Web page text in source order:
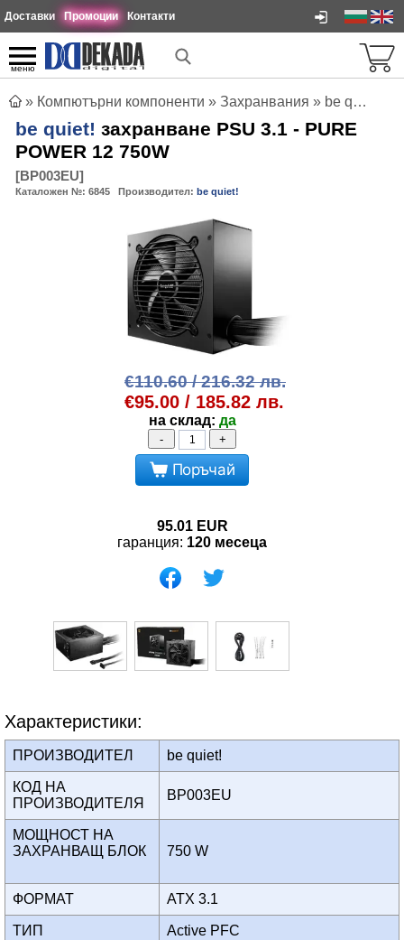
Доставки Промоции Контакти
меню
» Компютърни компоненти » Захранвания » be quiet! захранване PSU 3.1 - PURE POWER 12 750W
be quiet! захранване PSU 3.1 - PURE
POWER 12 750W
[BP003EU]
Каталожен №: 6845 Производител: be quiet!
€110.60 / 216.32 лв.
€95.00 / 185.82 лв.
на склад: да
- +
Поръчай
95.01 EUR
гаранция: 120 месеца
Характеристики:
ПРОИЗВОДИТЕЛ be quiet!
КОД НА
ПРОИЗВОДИТЕЛЯ
BP003EU
МОЩНОСТ НА
ЗАХРАНВАЩ БЛОК
750 W
ФОРМАТ ATX 3.1
ТИП Active PFC